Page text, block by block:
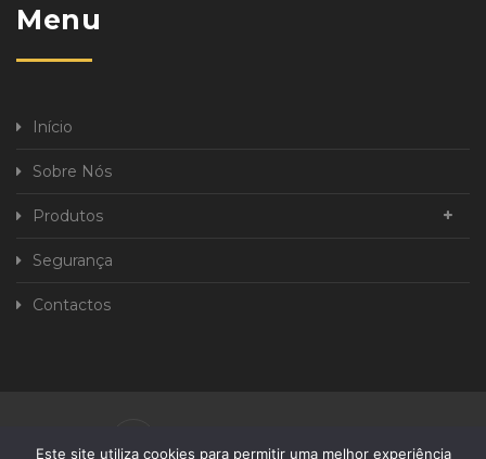
Menu
Início
Sobre Nós
Produtos
Segurança
Contactos
Este site utiliza cookies para permitir uma melhor experiência